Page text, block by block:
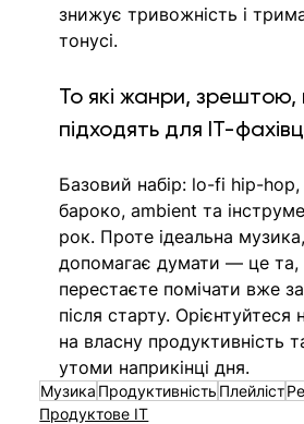
знижує тривожність і
тонусі.
То які жанри,
підходять для IT-
Базовий набір: lo-fi hip-hop,
бароко, ambient та
рок. Проте ідеальна
допомагає думати — це та,
перестаєте помічати вже
після старту. Орієнтуйтеся
на власну продуктивність
утоми наприкінці дня.
Музика Продуктивність Плейліст
Продуктове IT